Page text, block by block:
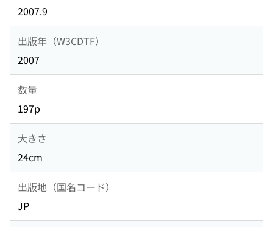
2007.9
出版年（W3CDTF）
2007
数量
197p
大きさ
24cm
出版地（国名コード）
JP